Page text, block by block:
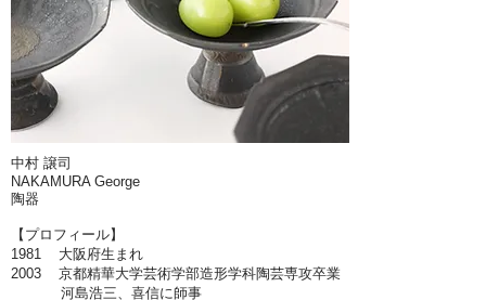
中村 譲司
NAKAMURA George
陶器
【プロフィール】
1981 大阪府生まれ
2003 京都精華大学芸術学部造形学科陶芸専攻卒業
河島浩三、喜信に師事